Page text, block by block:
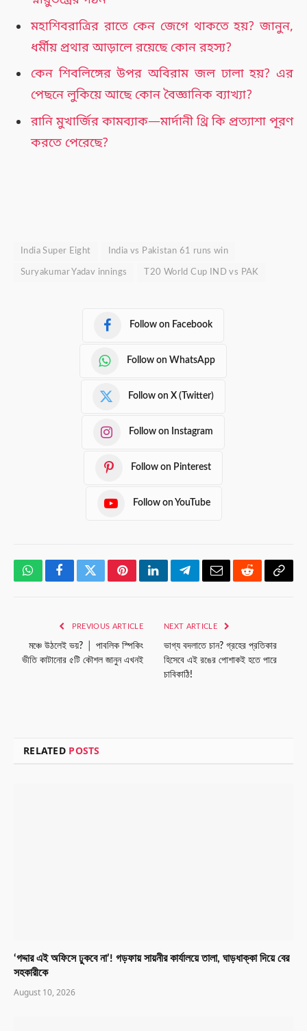
মহাশিবরাত্রির রাতে কেন জেগে থাকতে হয়? জানুন,
ধর্মীয় প্রথার আড়ালে রয়েছে কোন রহস্য?
কেন শিবলিঙ্গের উপর অবিরাম জল ঢালা হয়? এর
পেছনে লুকিয়ে আছে কোন বৈজ্ঞানিক ব্যাখ্যা?
রানি মুখার্জির কামব্যাক—মার্দানী থ্রি কি প্রত্যাশা পূরণ
করতে পেরেছে?
India Super Eight India vs Pakistan 61 runs win
Suryakumar Yadav innings T20 World Cup IND vs PAK
Follow on Facebook
Follow on WhatsApp
Follow on X (Twitter)
Follow on Instagram
Follow on Pinterest
Follow on YouTube
WhatsAppFacebookTwitterPinterestLinkedInTelegramEmailRedditCopy
PREVIOUS ARTICLE
মঞ্চে উঠলেই ভয়? │ পাবলিক স্পিকিং
ভীতি কাটানোর ৫টি কৌশল জানুন এখনই
NEXT ARTICLE
ভাগ্য বদলাতে চান? গ্রহের প্রতিকার
হিসেবে এই রঙের পোশাকই হতে পারে
চাবিকাঠি!
RELATED POSTS
‘গদ্দার এই অফিসে ঢুকবে না’! গড়ফায় সায়নীর কার্যালয়ে তালা, ঘাড়ধাক্কা দিয়ে বের
সহকারীকে
August 10, 2026